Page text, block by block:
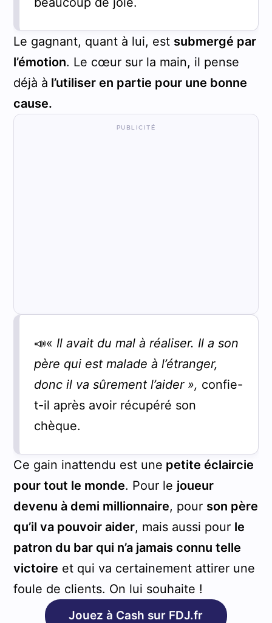
Le gagnant, quant à lui, est submergé par
l’émotion. Le cœur sur la main, il pense
déjà à l’utiliser en partie pour une bonne
cause.
📣« Il avait du mal à réaliser. Il a son
père qui est malade à l’étranger,
donc il va sûrement l’aider », confie-
t-il après avoir récupéré son
chèque.
Ce gain inattendu est une petite éclaircie
pour tout le monde. Pour le joueur
devenu à demi millionnaire, pour son père
qu’il va pouvoir aider, mais aussi pour le
patron du bar qui n’a jamais connu telle
victoire et qui va certainement attirer une
foule de clients. On lui souhaite !
Jouez à Cash sur FDJ.fr